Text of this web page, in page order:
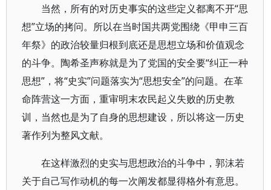
当然，所有的对历史事实的这些定义都离不开“思
想”立场的拷问。所以在当时国共两党围绕《甲申三百
年祭》的政治较量归根到底还是思想立场和价值观念
的斗争。陶希圣声称就是为了党国的安全要“纠正一种
思想”，将“史实”问题落实为“思想安全”的问题。在革
命阵营这一方面，重审明末农民起义失败的历史教
训，当然也是为了自身的思想建设，所以将这一历史
著作列为整风文献。
在这样激烈的史实与思想政治的斗争中，郭沫若
关于自己写作动机的每一次阐发都显得格外有意思。